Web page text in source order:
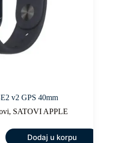
v2 GPS 40mm
, SATOVI APPLE
Dodaj u korpu